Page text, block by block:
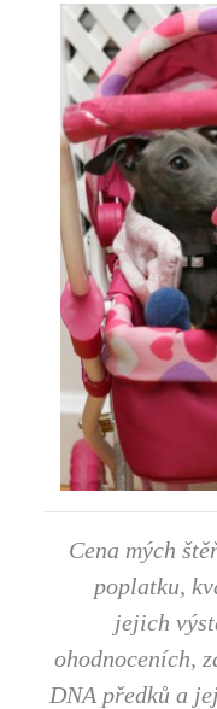
Cena mých
poplatku,
jejich
ohodnoceních,
DNA předků a